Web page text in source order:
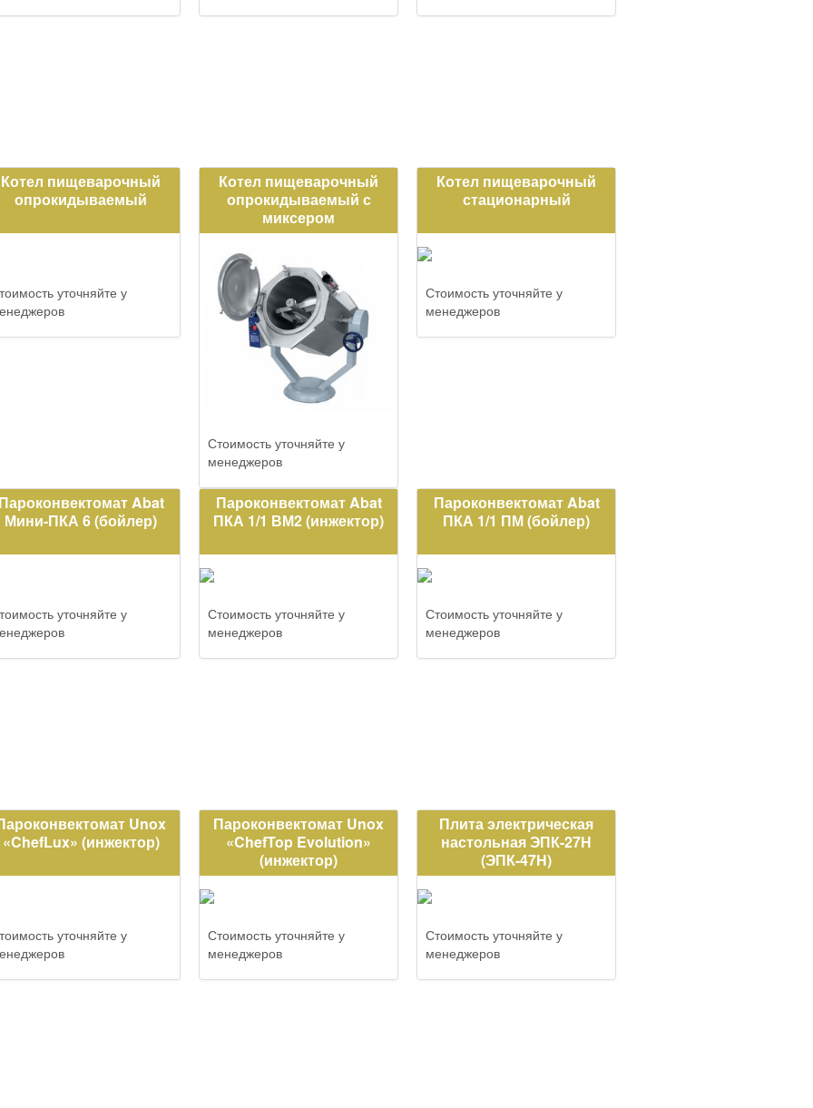
Котел пищеварочный
опрокидываемый
уточняйте у
Котел пищеварочный
опрокидываемый с
миксером
Стоимость уточняйте у
менеджеров
Котел пищеварочный
стационарный
Стоимость уточняйте у
менеджеров
Abat
Мини-ПКА 6 (бойлер)
уточняйте у
Пароконвектомат Abat
ПКА 1/1 ВМ2 (инжектор)
Стоимость уточняйте у
менеджеров
Пароконвектомат Abat
ПКА 1/1 ПМ (бойлер)
Стоимость уточняйте у
менеджеров
Unox
«ChefLux» (инжектор)
уточняйте у
Пароконвектомат Unox
«ChefTop Evolution»
(инжектор)
Стоимость уточняйте у
менеджеров
Плита электрическая
настольная ЭПК-27Н
(ЭПК-47Н)
Стоимость уточняйте у
менеджеров